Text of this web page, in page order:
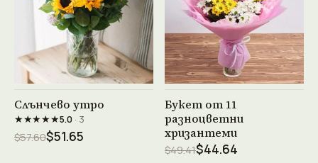
Виж продукта →
Слънчево утро
★★★★★5.0· 3
$57.60$51.65
Виж продукта →
Букет от 11
разноцветни
хризантеми
$49.41$44.64